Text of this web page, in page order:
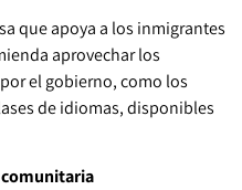
que apoya a los inmigrantes
aprovechar los
el gobierno, como los
de idiomas, disponibles
comunitaria